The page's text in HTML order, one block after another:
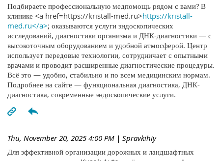
Подбираете профессиональную медпомощь рядом с вами? В
клинике <a href=https://kristall-med.ru>https://kristall-
med.ru</a>; оказываются услуги эндоскопических
исследований, диагностики организма и ДНК-диагностики — с
высокоточным оборудованием и удобной атмосферой. Центр
использует передовые технологии, сотрудничает с опытными
врачами и проводит расширенные диагностические процедуры.
Всё это — удобно, стабильно и по всем медицинским нормам.
Подробнее на сайте — функциональная диагностика, ДНК-
диагностика, современные эндоскопические услуги.
Thu, November 20, 2025 4:00 PM | Spravkihiy
Для эффективной организации дорожных и ландшафтных